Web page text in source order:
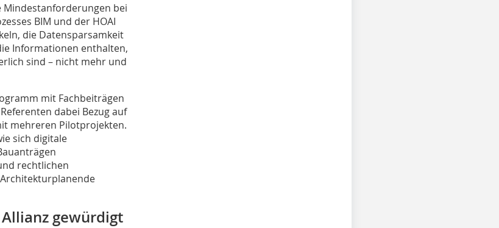
Mindestanforderungen bei
BIM und der HOAI
die Datensparsamkeit
Informationen enthalten,
sind – nicht mehr und
mit Fachbeiträgen
dabei Bezug auf
mehreren Pilotprojekten.
sich digitale
rechtlichen
gewürdigt